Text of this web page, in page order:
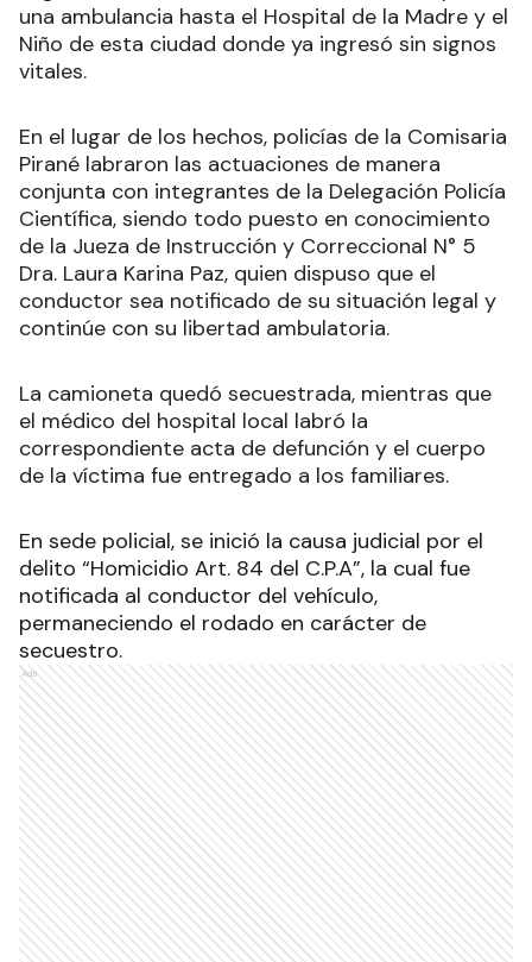
una ambulancia hasta el Hospital de la Madre y el
Niño de esta ciudad donde ya ingresó sin signos
vitales.
En el lugar de los hechos, policías de la Comisaria
Pirané labraron las actuaciones de manera
conjunta con integrantes de la Delegación Policía
Científica, siendo todo puesto en conocimiento
de la Jueza de Instrucción y Correccional N° 5
Dra. Laura Karina Paz, quien dispuso que el
conductor sea notificado de su situación legal y
continúe con su libertad ambulatoria.
La camioneta quedó secuestrada, mientras que
el médico del hospital local labró la
correspondiente acta de defunción y el cuerpo
de la víctima fue entregado a los familiares.
En sede policial, se inició la causa judicial por el
delito “Homicidio Art. 84 del C.P.A”, la cual fue
notificada al conductor del vehículo,
permaneciendo el rodado en carácter de
secuestro.
Ads